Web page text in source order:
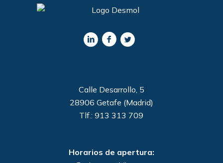
Calle Desarrollo, 5
28906 Getafe (Madrid)
Tlf.: 913 313 709
Horarios de apertura: